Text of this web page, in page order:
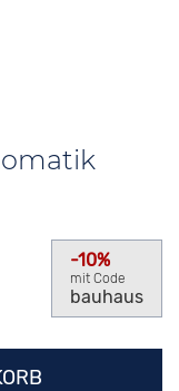
-10%
mit Code
bauhaus